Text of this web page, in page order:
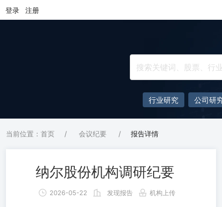
登录 注册
行业研究 公司研
当前位置：首页 / 会议纪要 / 报告详情
纳尔股份机构调研纪要
2026-05-22 发现报告 机构上传